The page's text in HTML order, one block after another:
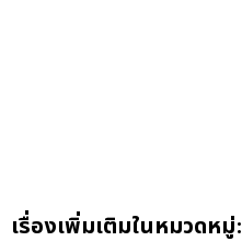
เรื่องเพิ่มเติมในหมวดหมู่: